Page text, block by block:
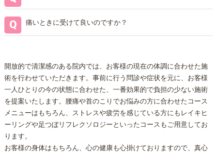
痛いときに受けて良いのですか？
開放的で清潔感のある院内では、お客様の現在の体調に合わせた施
術を行わせていただきます。事前に行う問診や症状を元に、お客様
一人ひとりの今の状態に合わせた、一番効果的で負担の少ない施術
を提案いたします。腰痛や首のこりでお悩みの方に合わせたコース
メニューはもちろん、ストレスや疲労を感じている方にもレイキヒ
ーリングや足つぼリフレクソロジーといったコースもご用意してお
ります。
お客様の身体はもちろん、心の健康も心掛けておりますので、真心